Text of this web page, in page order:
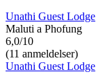
Unathi Guest Lodge
Maluti a Phofung
6,0/10
(11 anmeldelser)
Unathi Guest Lodge